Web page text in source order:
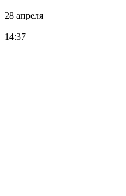
28 апреля
14:37